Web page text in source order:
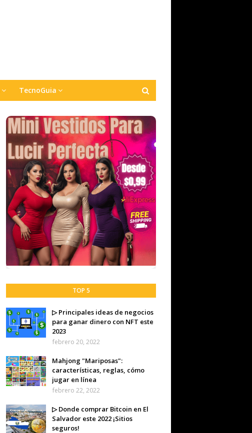
TecnoGuia
TOP 5
▷ Principales ideas de negocios
para ganar dinero con NFT este
2023
febrero 20, 2022
Mahjong "Mariposas":
características, reglas, cómo
jugar en línea
febrero 22, 2022
▷ Donde comprar Bitcoin en El
Salvador este 2022 ¡Sitios
seguros!